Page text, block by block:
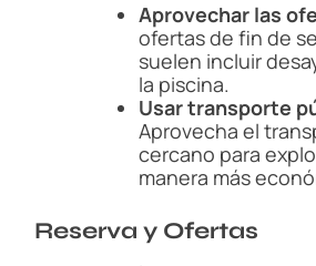
Aprovechar las
ofertas de fin de
suelen incluir
la piscina.
Usar transporte
Aprovecha el
cercano para
manera más
Reserva y Ofertas